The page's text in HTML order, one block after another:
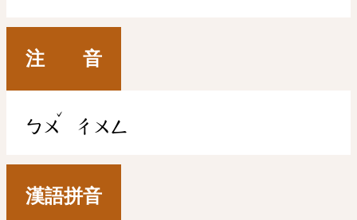
注 音
ㄅㄨ
ˇ
ㄔㄨㄥ
漢語拼音